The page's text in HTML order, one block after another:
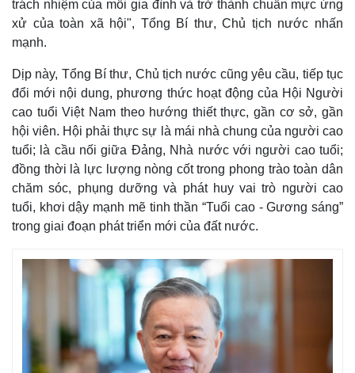
trách nhiệm của mỗi gia đình và trở thành chuẩn mực ứng
xử của toàn xã hội", Tổng Bí thư, Chủ tịch nước nhấn
mạnh.
Dịp này, Tổng Bí thư, Chủ tịch nước cũng yêu cầu, tiếp tục
đổi mới nội dung, phương thức hoạt động của Hội Người
cao tuổi Việt Nam theo hướng thiết thực, gần cơ sở, gần
hội viên. Hội phải thực sự là mái nhà chung của người cao
tuổi; là cầu nối giữa Đảng, Nhà nước với người cao tuổi;
đồng thời là lực lượng nòng cốt trong phong trào toàn dân
chăm sóc, phụng dưỡng và phát huy vai trò người cao
tuổi, khơi dậy mạnh mẽ tinh thần “Tuổi cao - Gương sáng”
trong giai đoạn phát triển mới của đất nước.